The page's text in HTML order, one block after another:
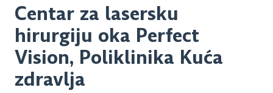
Centar za lasersku
hirurgiju oka Perfect
Vision, Poliklinika Kuća
zdravlja